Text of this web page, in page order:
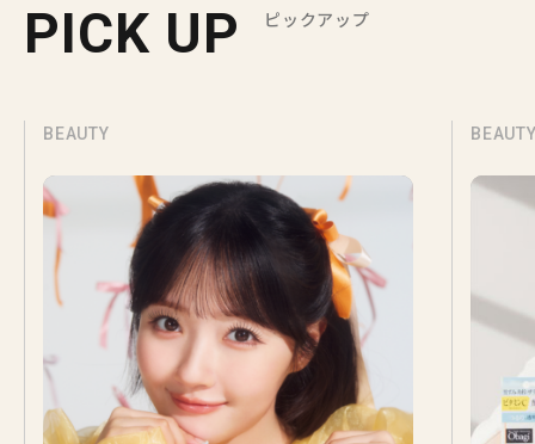
PICK UP ピックアップ
BEAUTY